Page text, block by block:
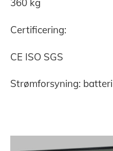
Certificering:
CE ISO SGS
Strømforsyning: batteri